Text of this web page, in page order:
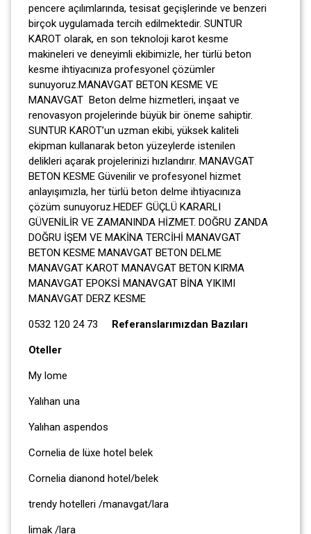
pencere açılımlarında, tesisat geçişlerinde ve benzeri
birçok uygulamada tercih edilmektedir. SUNTUR
KAROT olarak, en son teknoloji karot kesme
makineleri ve deneyimli ekibimizle, her türlü beton
kesme ihtiyacınıza profesyonel çözümler
sunuyoruz.MANAVGAT BETON KESME VE
MANAVGAT Beton delme hizmetleri, inşaat ve
renovasyon projelerinde büyük bir öneme sahiptir.
SUNTUR KAROT’un uzman ekibi, yüksek kaliteli
ekipman kullanarak beton yüzeylerde istenilen
delikleri açarak projelerinizi hızlandırır. MANAVGAT
BETON KESME Güvenilir ve profesyonel hizmet
anlayışımızla, her türlü beton delme ihtiyacınıza
çözüm sunuyoruz.HEDEF GÜÇLÜ KARARLI
GÜVENİLİR VE ZAMANINDA HİZMET. DOĞRU ZANDA
DOĞRU İŞEM VE MAKİNA TERCİHİ MANAVGAT
BETON KESME MANAVGAT BETON DELME
MANAVGAT KAROT MANAVGAT BETON KIRMA
MANAVGAT EPOKSİ MANAVGAT BİNA YIKIMI
MANAVGAT DERZ KESME
0532 120 24 73 Referanslarımızdan Bazıları
Oteller
My lome
Yalıhan una
Yalıhan aspendos
Cornelia de lüxe hotel belek
Cornelia dianond hotel/belek
trendy hotelleri /manavgat/lara
limak /lara